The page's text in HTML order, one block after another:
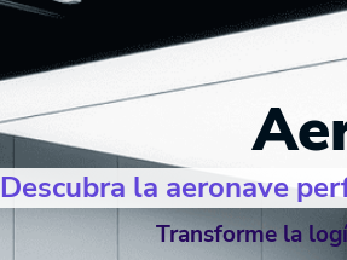
Descubra la aeronave
Transforme la